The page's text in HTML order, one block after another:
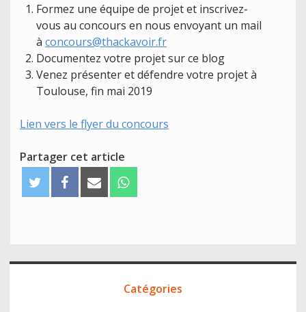
Formez une équipe de projet et inscrivez-
vous au concours en nous envoyant un mail
à concours@thackavoir.fr
Documentez votre projet sur ce blog
Venez présenter et défendre votre projet à
Toulouse, fin mai 2019
Lien vers le flyer du concours
Partager cet article
w
e
a
o
m
h
A
p
Accès
Catégories